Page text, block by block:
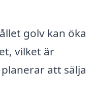
golv kan öka
vilket är
att sälja